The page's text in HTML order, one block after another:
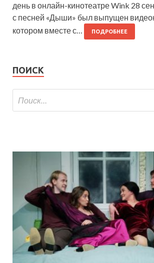
день в онлайн-кинотеатре Wink 28
с песней «Дыши» был выпущен
котором вместе с…
ПОДРОБНЕЕ
ПОИСК